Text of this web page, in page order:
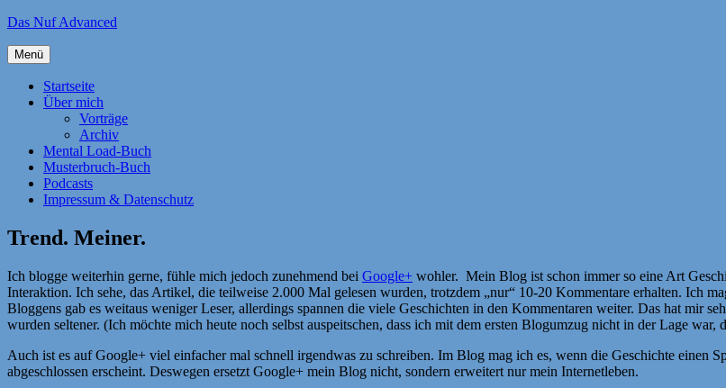
Zum
springen
Das Nuf Advanced
Menü
Startseite
Über mich
Vorträge
Archiv
Mental Load-Buch
Musterbruch-Buch
Podcasts
Impressum & Datenschutz
Trend. Meiner.
Ich blogge weiterhin gerne, fühle mich jedoch zunehmend bei Google+ wohler. Mein Blog ist schon immer so eine Art
Interaktion. Ich sehe, das Artikel, die teilweise 2.000 Mal gelesen wurden, trotzdem „nur“ 10-20 Kommentare erhalten. Ich
Bloggens gab es weitaus weniger Leser, allerdings spannen die viele Geschichten in den Kommentaren weiter. Das hat mir
wurden seltener. (Ich möchte mich heute noch selbst auspeitschen, dass ich mit dem ersten Blogumzug nicht in der Lage
Auch ist es auf Google+ viel einfacher mal schnell irgendwas zu schreiben. Im Blog mag ich es, wenn die Geschichte einen
abgeschlossen erscheint. Deswegen ersetzt Google+ mein Blog nicht, sondern erweitert nur mein Internetleben.